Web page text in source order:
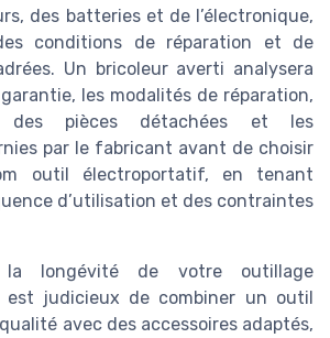
des batteries et de l’électronique,
conditions de réparation et de
Un bricoleur averti analysera
les modalités de réparation,
des pièces détachées et les
par le fabricant avant de choisir
outil électroportatif, en tenant
d’utilisation et des contraintes
la longévité de votre outillage
judicieux de combiner un outil
avec des accessoires adaptés,